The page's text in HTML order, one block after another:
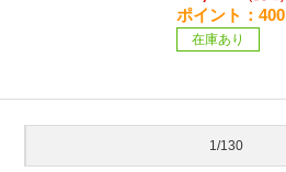
ポイント：400
在庫あり
1/130